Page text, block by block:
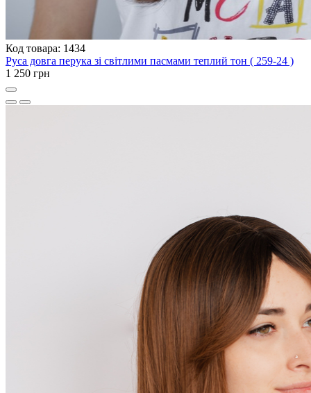
Код товара: 1434
Руса довга перука зі світлими пасмами теплий тон ( 259-24 )
1 250 грн